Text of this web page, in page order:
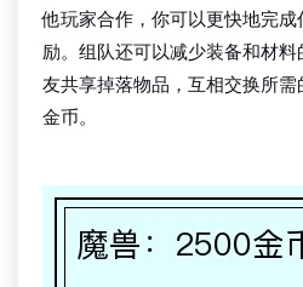
他玩家合作，你可以更快地完
励。组队还可以减少装备和材
友共享掉落物品，互相交换所
金币。